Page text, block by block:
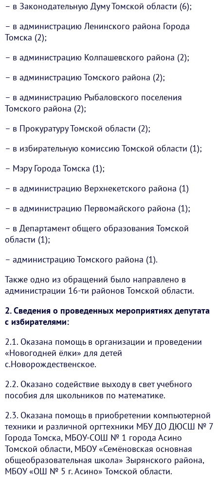
– в Законодательную Думу Томской области (6);
– в администрацию Ленинского района Города
Томска (2);
– в администрацию Колпашевского района (2);
– в администрацию Томского района (2);
– в администрацию Рыбаловского поселения
Томского района (2);
– в Прокуратуру Томской области (2);
– в избирательную комиссию Томской области (1);
– Мэру Города Томска (1);
– в администрацию Верхнекетского района (1)
– в администрацию Первомайского района (1);
– в Департамент общего образования Томской
области (1);
– администрацию Томского района (1).
Также одно из обращений было направлено в
администрации 16-ти районов Томской области.
2. Сведения о проведенных мероприятиях депутата
с избирателями:
2.1. Оказана помощь в организации и проведении
«Новогодней ёлки» для детей
с.Новорождественское.
2.2. Оказано содействие выходу в свет учебного
пособия для школьников по математике.
2.3. Оказана помощь в приобретении компьютерной
техники и различной оргтехники МБУ ДО ДЮСШ № 7
Города Томска, МБОУ-СОШ № 1 города Асино
Томской области, МБОУ «Семёновская основная
общеобразовательная школа» Зырянского района,
МБОУ «ОШ № 5 г. Асино» Томской области.